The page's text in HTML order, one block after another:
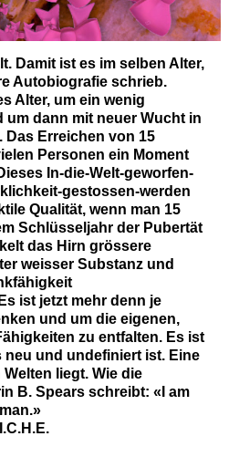
Damit ist es im selben Alter,
Autobiografie schrieb.
Alter, um ein wenig
dann mit neuer Wucht in
Das Erreichen von 15
Personen ein Moment
In-die-Welt-geworfen-
gestossen-werden
Qualität, wenn man 15
Schlüsseljahr der Pubertät
das Hirn grössere
weisser Substanz und
ist jetzt mehr denn je
und um die eigenen,
zu entfalten. Es ist
neu und undefiniert ist. Eine
liegt. Wie die
B. Spears schreibt: «I am